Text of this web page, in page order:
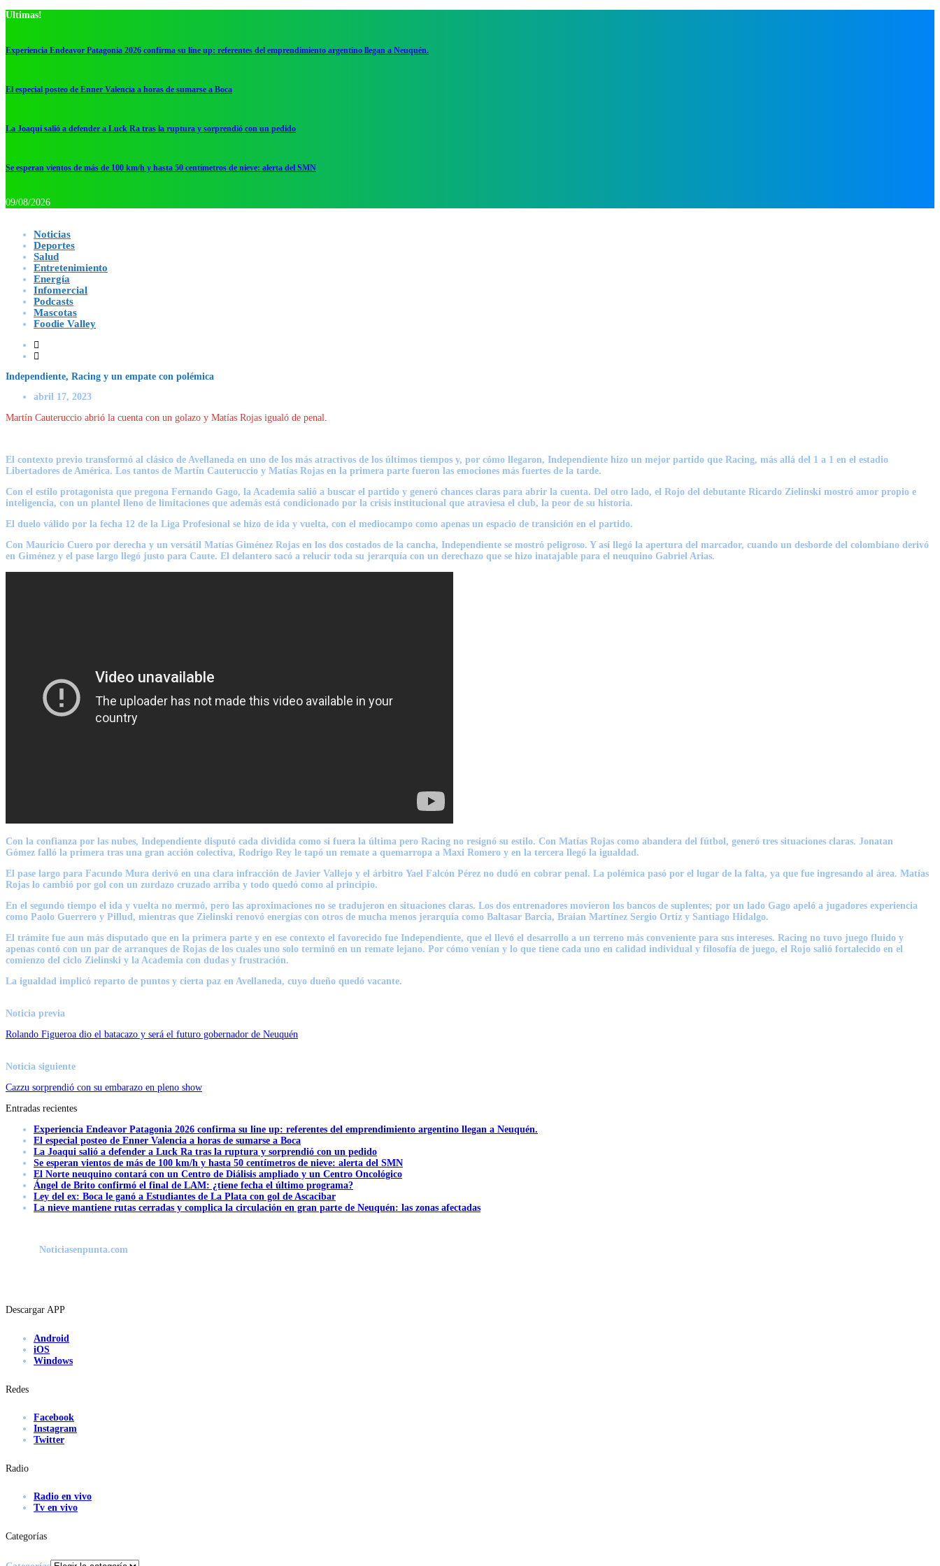
Ultimas!
Experiencia Endeavor Patagonia 2026 confirma su line up: referentes del emprendimiento argentino llegan a Neuquén.
El especial posteo de Enner Valencia a horas de sumarse a Boca
La Joaqui salió a defender a Luck Ra tras la ruptura y sorprendió con un pedido
Se esperan vientos de más de 100 km/h y hasta 50 centímetros de nieve: alerta del SMN
09/08/2026
Noticias
Deportes
Salud
Entretenimiento
Energía
Infomercial
Podcasts
Mascotas
Foodie Valley
Independiente, Racing y un empate con polémica
abril 17, 2023
Martín Cauteruccio abrió la cuenta con un golazo y Matías Rojas igualó de penal.
El contexto previo transformó al clásico de Avellaneda en uno de los más atractivos de los últimos tiempos y, por cómo llegaron, Independiente hizo un mejor partido que Racing, más allá del 1 a 1 en el estadio
Libertadores de América. Los tantos de Martín Cauteruccio y Matías Rojas en la primera parte fueron las emociones más fuertes de la tarde.
Con el estilo protagonista que pregona Fernando Gago, la Academia salió a buscar el partido y generó chances claras para abrir la cuenta. Del otro lado, el Rojo del debutante Ricardo Zielinski mostró amor propio e
inteligencia, con un plantel lleno de limitaciones que además está condicionado por la crisis institucional que atraviesa el club, la peor de su historia.
El duelo válido por la fecha 12 de la Liga Profesional se hizo de ida y vuelta, con el mediocampo como apenas un espacio de transición en el partido.
Con Mauricio Cuero por derecha y un versátil Matías Giménez Rojas en los dos costados de la cancha, Independiente se mostró peligroso. Y así llegó la apertura del marcador, cuando un desborde del colombiano derivó
en Giménez y el pase largo llegó justo para Caute. El delantero sacó a relucir toda su jerarquía con un derechazo que se hizo inatajable para el neuquino Gabriel Arias.
Con la confianza por las nubes, Independiente disputó cada dividida como si fuera la última pero Racing no resignó su estilo. Con Matías Rojas como abandera del fútbol, generó tres situaciones claras. Jonatan
Gómez falló la primera tras una gran acción colectiva, Rodrigo Rey le tapó un remate a quemarropa a Maxi Romero y en la tercera llegó la igualdad.
El pase largo para Facundo Mura derivó en una clara infracción de Javier Vallejo y el árbitro Yael Falcón Pérez no dudó en cobrar penal. La polémica pasó por el lugar de la falta, ya que fue ingresando al área. Matías
Rojas lo cambió por gol con un zurdazo cruzado arriba y todo quedó como al principio.
En el segundo tiempo el ida y vuelta no mermó, pero las aproximaciones no se tradujeron en situaciones claras. Los dos entrenadores movieron los bancos de suplentes; por un lado Gago apeló a jugadores experiencia
como Paolo Guerrero y Pillud, mientras que Zielinski renovó energías con otros de mucha menos jerarquía como Baltasar Barcia, Braian Martínez Sergio Ortíz y Santiago Hidalgo.
El trámite fue aun más disputado que en la primera parte y en ese contexto el favorecido fue Independiente, que el llevó el desarrollo a un terreno más conveniente para sus intereses. Racing no tuvo juego fluido y
apenas contó con un par de arranques de Rojas de los cuales uno solo terminó en un remate lejano. Por cómo venían y lo que tiene cada uno en calidad individual y filosofía de juego, el Rojo salió fortalecido en el
comienzo del ciclo Zielinski y la Academia con dudas y frustración.
La igualdad implicó reparto de puntos y cierta paz en Avellaneda, cuyo dueño quedó vacante.
Noticia previa
Rolando Figueroa dio el batacazo y será el futuro gobernador de Neuquén
Noticia siguiente
Cazzu sorprendió con su embarazo en pleno show
Entradas recientes
Experiencia Endeavor Patagonia 2026 confirma su line up: referentes del emprendimiento argentino llegan a Neuquén.
El especial posteo de Enner Valencia a horas de sumarse a Boca
La Joaqui salió a defender a Luck Ra tras la ruptura y sorprendió con un pedido
Se esperan vientos de más de 100 km/h y hasta 50 centímetros de nieve: alerta del SMN
El Norte neuquino contará con un Centro de Diálisis ampliado y un Centro Oncológico
Ángel de Brito confirmó el final de LAM: ¿tiene fecha el último programa?
Ley del ex: Boca le ganó a Estudiantes de La Plata con gol de Ascacibar
La nieve mantiene rutas cerradas y complica la circulación en gran parte de Neuquén: las zonas afectadas
Noticiasenpunta.com
Descargar APP
Android
iOS
Windows
Redes
Facebook
Instagram
Twitter
Radio
Radio en vivo
Tv en vivo
Categorías